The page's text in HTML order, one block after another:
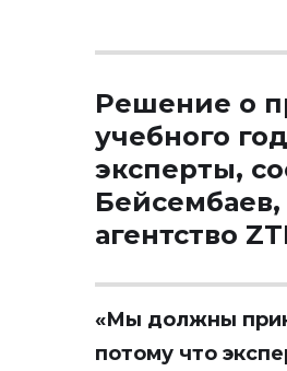
Решение о
учебного
эксперты,
агентство
«Мы должны
потому что